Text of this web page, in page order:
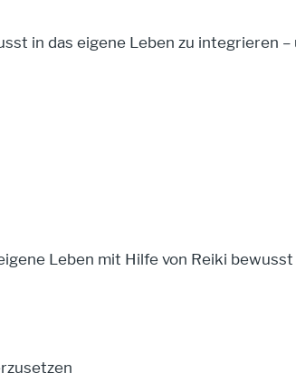
in das eigene Leben zu integrieren
Leben mit Hilfe von Reiki